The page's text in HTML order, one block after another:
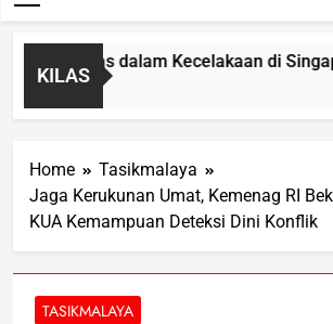
KILAS
Tewas dalam Kecelakaan di
Home
Tasikmalaya
Jaga Kerukunan Umat, Kemenag RI
KUA Kemampuan Deteksi Dini Konflik
TASIKMALAYA